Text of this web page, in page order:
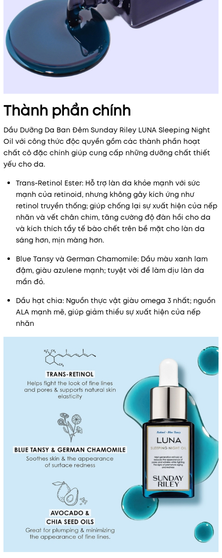
Thành phần chính
Dầu Dưỡng Da Ban Đêm Sunday Riley LUNA Sleeping Night
Oil với công thức độc quyền gồm các thành phần hoạt
chất cô đặc chính giúp cung cấp những dưỡng chất thiết
yếu cho da.
Trans-Retinol Ester: Hỗ trợ làn da khỏe mạnh với sức
mạnh của retinoid, nhưng không gây kích ứng như
retinol truyền thống; giúp chống lại sự xuất hiện của nếp
nhăn và vết chân chim, tăng cường độ đàn hồi cho da
và kích thích tẩy tế bào chết trên bề mặt cho làn da
sáng hơn, mịn màng hơn.
Blue Tansy và German Chamomile: Dầu màu xanh lam
đậm, giàu azulene mạnh; tuyệt vời để làm dịu làn da
mẩn đỏ.
Dầu hạt chia: Nguồn thực vật giàu omega 3 nhất; nguồn
ALA mạnh mẽ, giúp giảm thiểu sự xuất hiện của nếp
nhăn